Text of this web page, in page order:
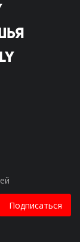
Подписаться